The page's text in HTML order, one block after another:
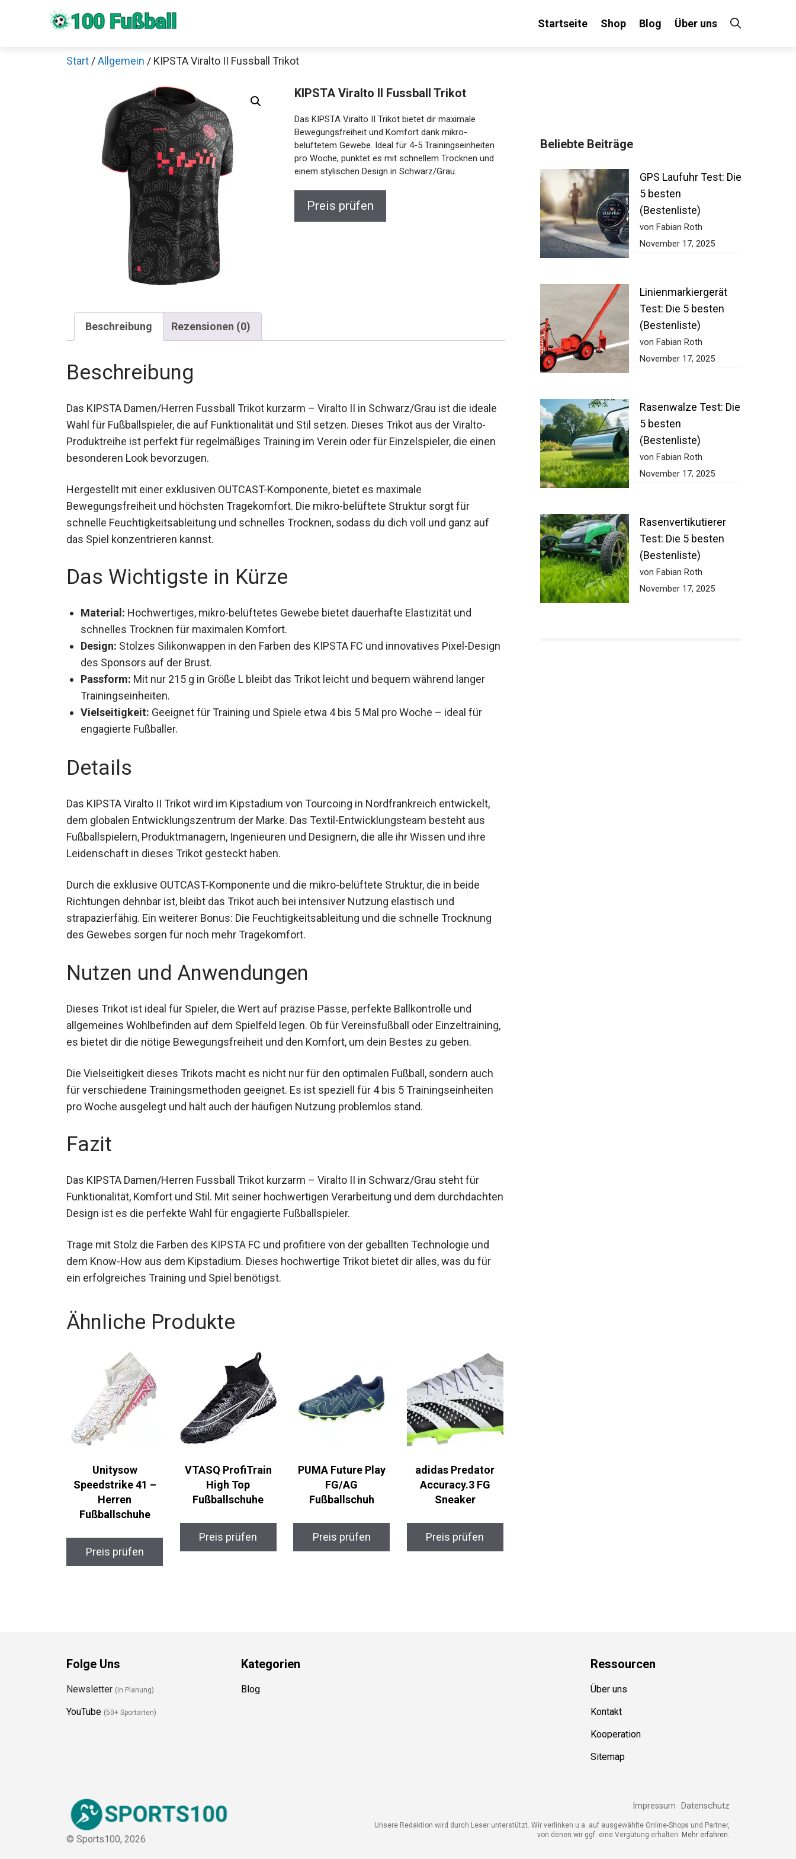
Startseite Shop Blog Über uns
Start /Allgemein / KIPSTA Viralto II Fussball Trikot
KIPSTA Viralto II Fussball Trikot
Das KIPSTA Viralto II Trikot bietet dir maximale
Bewegungsfreiheit und Komfort dank mikro-
belüftetem Gewebe. Ideal für 4-5 Trainingseinheiten
pro Woche, punktet es mit schnellem Trocknen und
einem stylischen Design in Schwarz/Grau.
Preis prüfen
Beschreibung Rezensionen (0)
Beschreibung
Das KIPSTA Damen/Herren Fussball Trikot kurzarm – Viralto II in Schwarz/Grau ist die ideale
Wahl für Fußballspieler, die auf Funktionalität und Stil setzen. Dieses Trikot aus der Viralto-
Produktreihe ist perfekt für regelmäßiges Training im Verein oder für Einzelspieler, die einen
besonderen Look bevorzugen.
Hergestellt mit einer exklusiven OUTCAST-Komponente, bietet es maximale
Bewegungsfreiheit und höchsten Tragekomfort. Die mikro-belüftete Struktur sorgt für
schnelle Feuchtigkeitsableitung und schnelles Trocknen, sodass du dich voll und ganz auf
das Spiel konzentrieren kannst.
Das Wichtigste in Kürze
Material: Hochwertiges, mikro-belüftetes Gewebe bietet dauerhafte Elastizität und
schnelles Trocknen für maximalen Komfort.
Design: Stolzes Silikonwappen in den Farben des KIPSTA FC und innovatives Pixel-
Design des Sponsors auf der Brust.
Passform: Mit nur 215 g in Größe L bleibt das Trikot leicht und bequem während langer
Trainingseinheiten.
Vielseitigkeit: Geeignet für Training und Spiele etwa 4 bis 5 Mal pro Woche – ideal für
engagierte Fußballer.
Details
Das KIPSTA Viralto II Trikot wird im Kipstadium von Tourcoing in Nordfrankreich entwickelt,
dem globalen Entwicklungszentrum der Marke. Das Textil-Entwicklungsteam besteht aus
Fußballspielern, Produktmanagern, Ingenieuren und Designern, die alle ihr Wissen und ihre
Leidenschaft in dieses Trikot gesteckt haben.
Durch die exklusive OUTCAST-Komponente und die mikro-belüftete Struktur, die in beide
Richtungen dehnbar ist, bleibt das Trikot auch bei intensiver Nutzung elastisch und
strapazierfähig. Ein weiterer Bonus: Die Feuchtigkeitsableitung und die schnelle Trocknung
des Gewebes sorgen für noch mehr Tragekomfort.
Nutzen und Anwendungen
Dieses Trikot ist ideal für Spieler, die Wert auf präzise Pässe, perfekte Ballkontrolle und
allgemeines Wohlbefinden auf dem Spielfeld legen. Ob für Vereinsfußball oder
Einzeltraining, es bietet dir die nötige Bewegungsfreiheit und den Komfort, um dein Bestes
Die Vielseitigkeit dieses Trikots macht es nicht nur für den optimalen Fußball, sondern auch
für verschiedene Trainingsmethoden geeignet. Es ist speziell für 4 bis 5 Trainingseinheiten
Fazit
Das KIPSTA Damen/Herren Fussball Trikot kurzarm – Viralto II in Schwarz/Grau steht für
Funktionalität, Komfort und Stil. Mit seiner hochwertigen Verarbeitung und dem
Trage mit Stolz die Farben des KIPSTA FC und profitiere von der geballten Technologie und
dem Know-How aus dem Kipstadium. Dieses hochwertige Trikot bietet dir alles, was du für
Ähnliche Produkte
Unitysow
Speedstrike 41 –
Herren
Preis prüfen
VTASQ ProfiTrain
High Top
Preis prüfen
PUMA Future Play
FG/AG
Preis prüfen
adidas Predator
Accuracy.3 FG
Preis prüfen
Beliebte Beiträge
GPS Laufuhr Test:
Die 5 besten
(Bestenliste)
von Fabian Roth
November 17, 2025
Linienmarkiergerät
Test: Die 5 besten
(Bestenliste)
von Fabian Roth
November 17, 2025
Rasenwalze Test:
Die 5 besten
(Bestenliste)
von Fabian Roth
November 17, 2025
Rasenvertikutierer
Test: Die 5 besten
(Bestenliste)
von Fabian Roth
November 17, 2025
Unsere Redaktion wird durch Leser unterstützt. Wir verlinken u.a. auf ausgewählte Online-Shops und Partner,
Jetzt anschauen